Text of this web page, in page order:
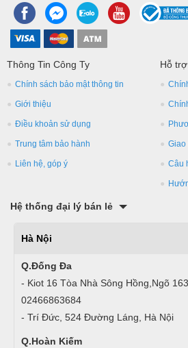
Thông Tin Công Ty
Chính sách bảo mật thông tin
Giới thiệu
Điều khoản sử dụng
Trung tâm bảo hành
Liên hệ, góp ý
Hỗ
Giao
Câu
Hệ thống đại lý bán lẻ
Hà Nội
Q.Đống Đa
- Kiot 16 Tòa Nhà Sông Hồng,Ngõ
02466863684
- Trí Đức, 524 Đường Láng, Hà Nội
Q.Hoàn Kiếm